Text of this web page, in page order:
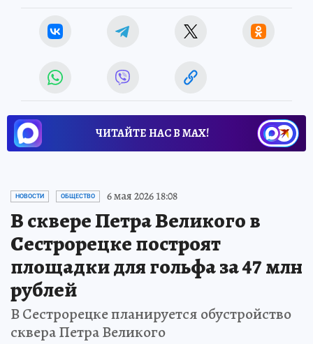
ЧИТАЙТЕ НАС В МАХ!
НОВОСТИ ОБЩЕСТВО 6 мая 2026 18:08
В сквере Петра Великого в
Сестрорецке построят
площадки для гольфа за 47 млн
рублей
В Сестрорецке планируется обустройство
сквера Петра Великого